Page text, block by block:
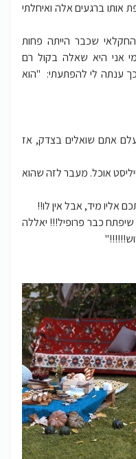
אותו ברגעים אלה ואיחלתי
שכבר הייתה פחות
אני היא שאלה בקול רם
ענתה לי להפתעתי: "הוא
אתם שואלים בצדק, אז
אוכל. מעבר לזה שהוא
אליו מיד, אבל אין לו!!
שיפתח כבר פרופיל!!! יאללה